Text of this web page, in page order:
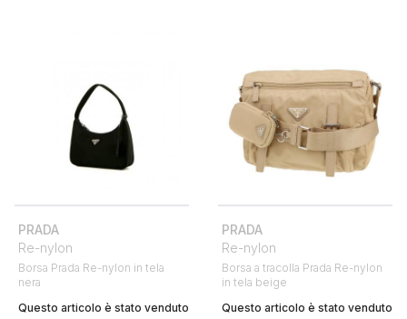
PRADA
Re-nylon
Borsa Prada Re-nylon in tela
nera
Questo articolo è stato venduto
PRADA
Re-nylon
Borsa a tracolla Prada Re-nylon
in tela beige
Questo articolo è stato venduto